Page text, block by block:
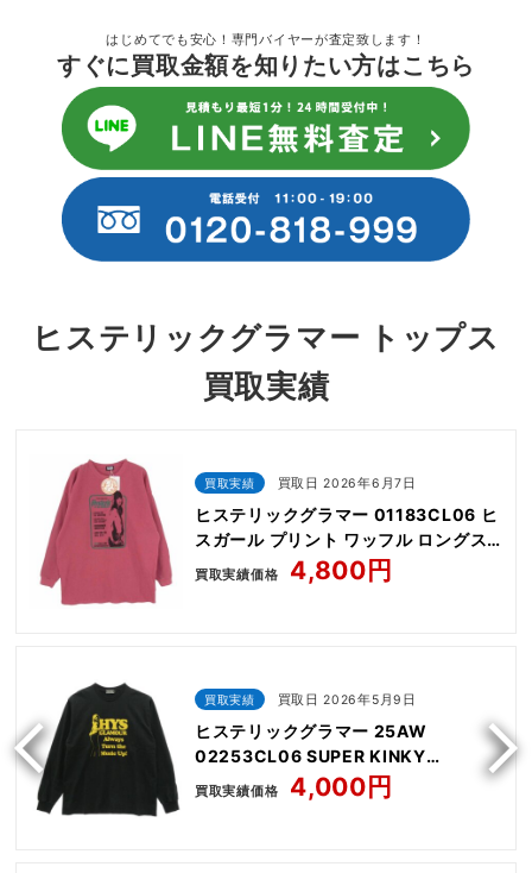
はじめてでも安心！専門バイヤーが査定致します！
すぐに買取金額を知りたい方はこちら
ヒステリックグラマー トップス
買取実績
買取実績 買取日 2026年6月7日
ヒステリックグラマー 01183CL06 ヒ
スガール プリント ワッフル ロングス
リーブ 長袖 カットソー
買取実績価格 4,800円
買取実績 買取日 2026年5月9日
ヒステリックグラマー 25AW
02253CL06 SUPER KINKY
SOUNDS T-shirt
買取実績価格 4,000円